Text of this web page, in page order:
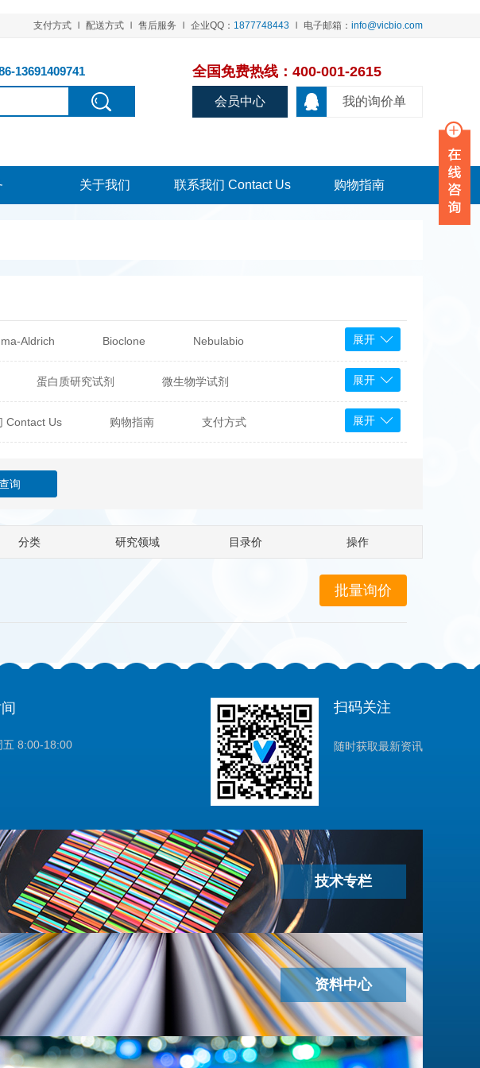
支付方式 配送方式 售后服务 企业QQ： 1877748443 电子邮箱： info@vicbio.com
13691409741 全国免费热线：400-001-2615
我的询价单
会员中心
关于我们 联系我们 Contact Us 购物指南
Aldrich Bioclone Nebulabio
(Nebulabio) BPS Bioscience
Click Chemistry Tools Bioassay Systems
Cytodiagnostics
展开
蛋白质研究试剂 微生物学试剂
用物品 其他产品
展开
Contact Us 购物指南 支付方式 展开
分类 研究领域 目录价 操作
五 8:00-18:00
扫码关注
随时获取最新资讯
技术专栏
资料中心